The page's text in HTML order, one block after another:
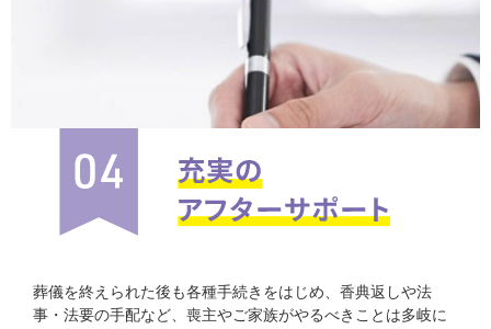
葬儀を終えられた後も各種手続きをはじめ、香典返しや法
事・法要の手配など、喪主やご家族がやるべきことは多岐に